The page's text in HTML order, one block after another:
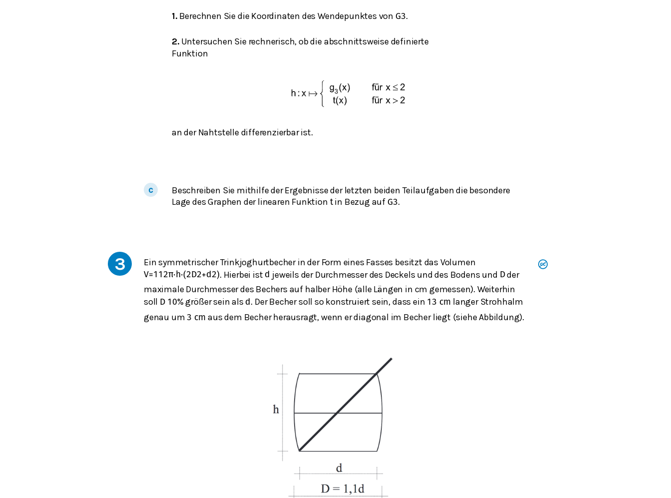
1.Berechnen Sie die Koordinaten des Wendepunktes von G3.
2.Untersuchen Sie rechnerisch, ob die abschnittsweise definierte
Funktion
an der Nahtstelle differenzierbar ist.
Beschreiben Sie mithilfe der Ergebnisse der letzten beiden Teilaufgaben die besondere
Lage des Graphen der linearen Funktion tin Bezug auf G3.
3 Ein symmetrischer Trinkjoghurtbecher in der Form eines Fasses besitzt das Volumen
V=1 12π⋅ h⋅(2 D2+d 2). Hierbei ist d jeweils der Durchmesser des Deckels und des Bodens und Dder
maximale Durchmesser des Bechers auf halber Höhe (alle Längen in cm gemessen). Weiterhin
soll D 10% größer sein als d . Der Becher soll so konstruiert sein, dass ein 13 cm langer Strohhalm
genau um3 cm aus dem Becher herausragt, wenn er diagonal im Becher liegt (siehe Abbildung).